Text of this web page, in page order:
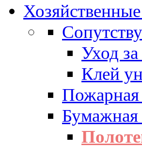
Уход
Клей
Пожарная
Бумажная